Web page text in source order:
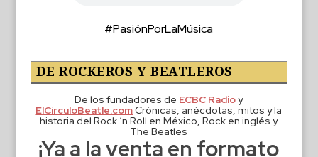
#PasiónPorLaMúsica
DE ROCKEROS Y BEATLEROS
De los fundadores de ECBC Radioy
ElCirculoBeatle.comCrónicas, anécdotas, mitos y la
historia del Rock ‘n Roll en México, Rock en inglés y
The Beatles
¡Ya a la venta en formato